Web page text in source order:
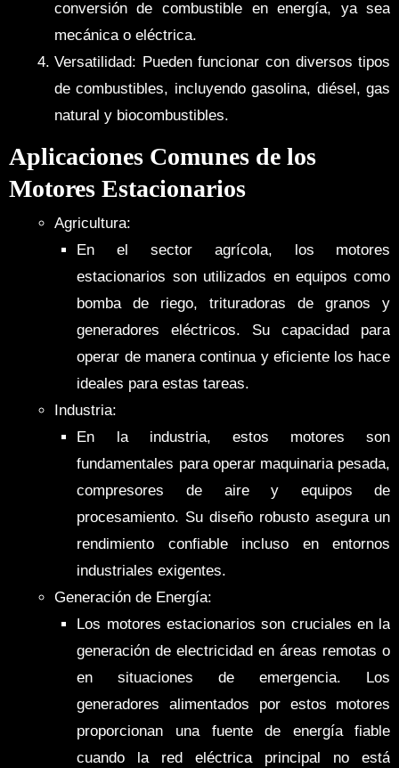
conversión de combustible en energía, ya sea
mecánica o eléctrica.
Versatilidad: Pueden funcionar con diversos tipos
de combustibles, incluyendo gasolina, diésel, gas
natural y biocombustibles.
Aplicaciones Comunes de los
Motores Estacionarios
Agricultura:
En el sector agrícola, los motores
estacionarios son utilizados en equipos como
bomba de riego, trituradoras de granos y
generadores eléctricos. Su capacidad para
operar de manera continua y eficiente los hace
ideales para estas tareas.
Industria:
En la industria, estos motores son
fundamentales para operar maquinaria pesada,
compresores de aire y equipos de
procesamiento. Su diseño robusto asegura un
rendimiento confiable incluso en entornos
industriales exigentes.
Generación de Energía:
Los motores estacionarios son cruciales en la
generación de electricidad en áreas remotas o
en situaciones de emergencia. Los
generadores alimentados por estos motores
proporcionan una fuente de energía fiable
cuando la red eléctrica principal no está